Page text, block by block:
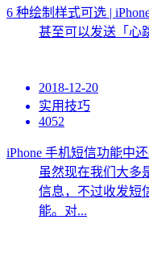
6 种绘制样式可选 |
甚至可以发送「心
2018-12-20
实用技巧
4052
iPhone 手机短信功能中
虽然现在我们大多
信息，不过收发短
能。对...